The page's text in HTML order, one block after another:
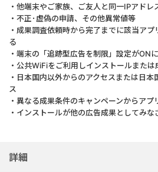
・他端末やご家族、ご友人と同一IPアドレ
・不正･虚偽の申請、その他異常値等
・成果調査依頼時から完了までに該当ア
る
・端末の「追跡型広告を制限」設定がON
・公共WiFiをご利用しインストールまた
・日本国内以外からのアクセスまたは日
ス
・異なる成果条件のキャンペーンからアプ
・インストールが他の広告成果としてみな
詳細